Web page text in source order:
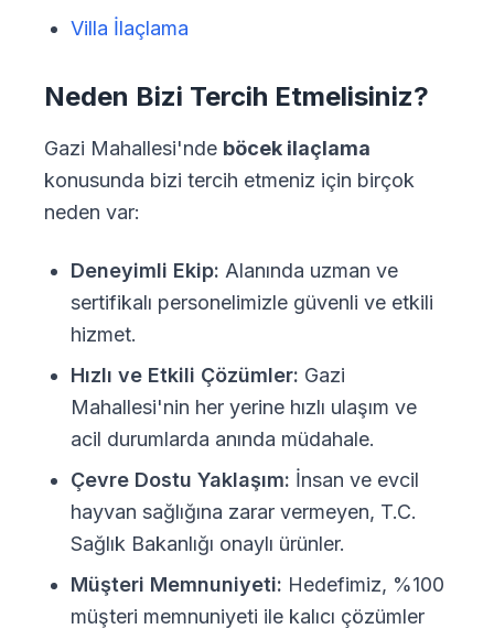
Villa İlaçlama
Neden Bizi Tercih Etmelisiniz?
Gazi Mahallesi'nde böcek ilaçlama
konusunda bizi tercih etmeniz için birçok
neden var:
Deneyimli Ekip: Alanında uzman ve
sertifikalı personelimizle güvenli ve etkili
hizmet.
Hızlı ve Etkili Çözümler: Gazi
Mahallesi'nin her yerine hızlı ulaşım ve
acil durumlarda anında müdahale.
Çevre Dostu Yaklaşım: İnsan ve evcil
hayvan sağlığına zarar vermeyen, T.C.
Sağlık Bakanlığı onaylı ürünler.
Müşteri Memnuniyeti: Hedefimiz, %100
müşteri memnuniyeti ile kalıcı çözümler